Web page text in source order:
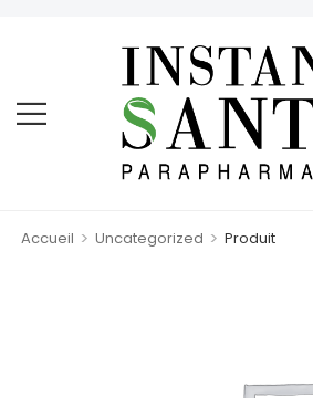
Accueil > Uncategorized > Produit